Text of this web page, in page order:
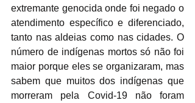
extremante genocida onde foi negado o
atendimento específico e diferenciado,
tanto nas aldeias como nas cidades. O
número de indígenas mortos só não foi
maior porque eles se organizaram, mas
sabem que muitos dos indígenas que
morreram pela Covid-19 não foram